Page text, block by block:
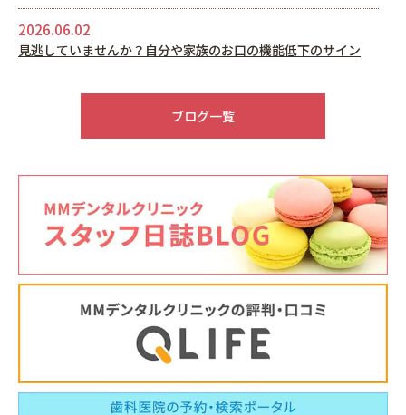
2026.06.02
見逃していませんか？自分や家族のお口の機能低下のサイン
2026.05.22
ブログ一覧